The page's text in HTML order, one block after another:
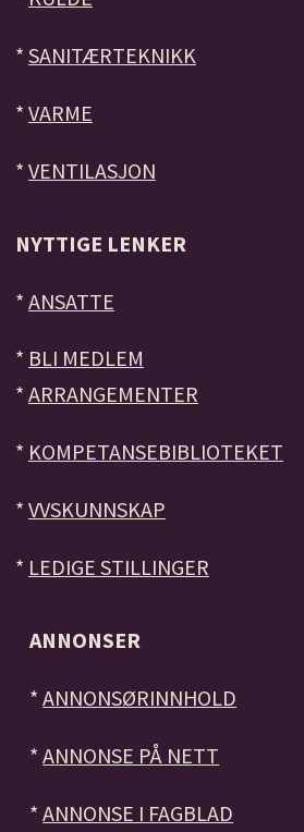
* SANITÆRTEKNIKK
* VARME
* VENTILASJON
NYTTIGE LENKER
* ANSATTE
* BLI MEDLEM
* ARRANGEMENTER
* KOMPETANSEBIBLIOTEKET
* VVSKUNNSKAP
* LEDIGE STILLINGER
ANNONSER
*ANNONSØRINNHOLD
*ANNONSE PÅ NETT
*ANNONSE I FAGBLAD